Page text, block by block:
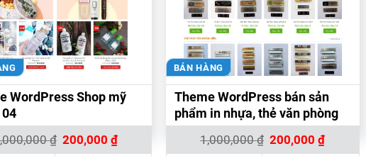
WordPress Shop mỹ
₫ Giá
gốc
200,000 ₫Giá
hiện
BÁN HÀNG
Theme WordPress bán sản
phẩm in nhựa, thẻ văn phòng
1,000,000₫ Giá
gốc
200,000₫Giá